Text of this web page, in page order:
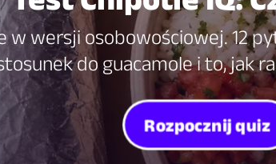
w wersji osobowościowej. 12
do guacamole i to, jak
Rozpocznij quiz